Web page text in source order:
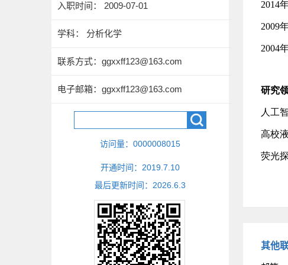
入职时间： 2009-07-01
学科： 分析化学
联系方式：ggxxff123@163.com
电子邮箱： ggxxff123@163.com
访问量： 0000008015
开通时间： 2019 7 10
最后更新时间： 2026 6 3
其他